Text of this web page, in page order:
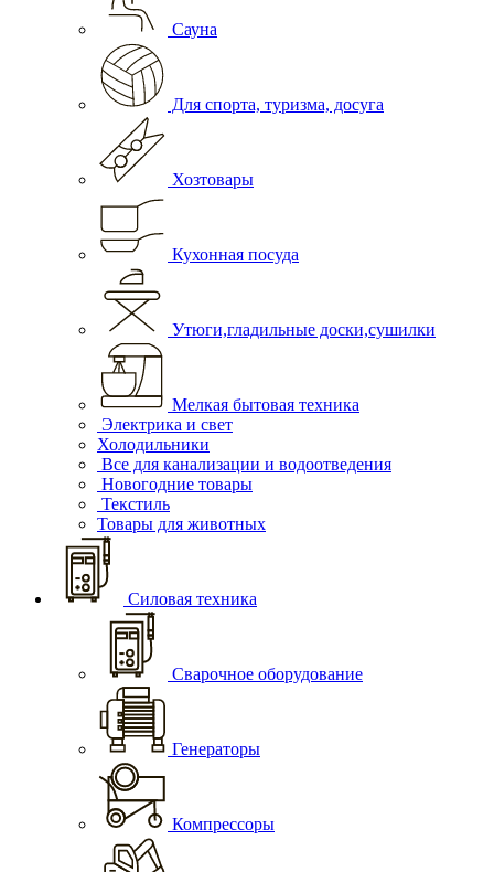
Сауна
Для спорта, туризма, досуга
Хозтовары
Кухонная посуда
Утюги,гладильные доски,сушилки
Мелкая бытовая техника
Электрика и свет
Холодильники
Все для канализации и водоотведения
Новогодние товары
Текстиль
Товары для животных
Силовая техника
Сварочное оборудование
Генераторы
Компрессоры